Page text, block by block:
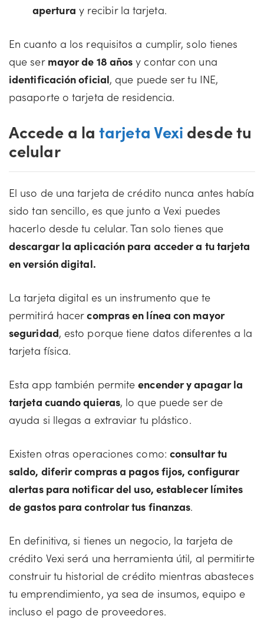
apertura y recibir la tarjeta.
En cuanto a los requisitos a cumplir, solo tienes
que ser mayor de 18 años y contar con una
identificación oficial, que puede ser tu INE,
pasaporte o tarjeta de residencia.
Accede a latarjeta Vexi desde tu
celular
El uso de una tarjeta de crédito nunca antes había
sido tan sencillo, es que junto a Vexi puedes
hacerlo desde tu celular. Tan solo tienes que
descargar la aplicación para acceder a tu tarjeta
en versión digital.
La tarjeta digital es un instrumento que te
permitirá hacercompras en línea con mayor
seguridad, esto porque tiene datos diferentes a la
tarjeta física.
Esta app también permiteencender y apagar la
tarjeta cuando quieras, lo que puede ser de
ayuda si llegas a extraviar tu plástico.
Existen otras operaciones como: consultar tu
saldo, diferir compras a pagos fijos, configurar
alertas para notificar del uso, establecer límites
de gastos para controlar tus finanzas.
En definitiva, si tienes un negocio, la tarjeta de
crédito Vexi será una herramienta útil, al permitirte
construir tu historial de crédito mientras abasteces
tu emprendimiento, ya sea de insumos, equipo e
incluso el pago de proveedores.